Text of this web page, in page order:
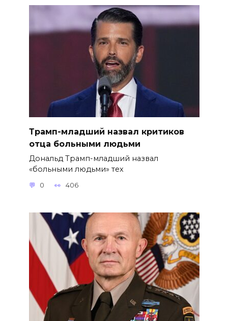
Трамп-младший назвал критиков
отца больными людьми
Дональд Трамп-младший назвал
«больными людьми» тех
0 406